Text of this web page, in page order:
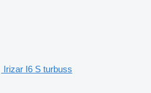
Irizar I6 S turbuss